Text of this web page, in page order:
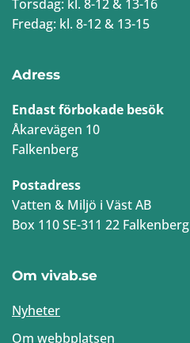
Torsdag: kl. 8-12 & 13-16
Fredag: kl. 8-12 & 13-15
Adress
Endast förbokade besök
Åkarevägen 10
Falkenberg
Postadress
Vatten & Miljö i Väst AB
Box 110 SE-311 22 Falkenberg
Om vivab.se
Nyheter
Om webbplatsen